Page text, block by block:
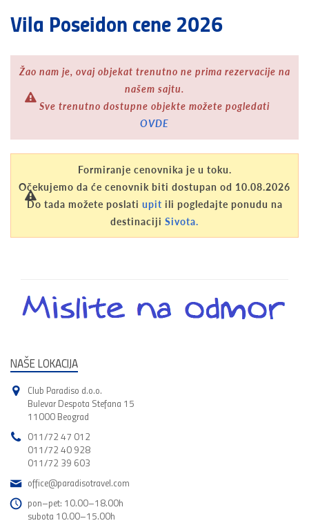
Vila Poseidon cene 2026
Žao nam je, ovaj objekat trenutno ne prima rezervacije na
našem sajtu.
Sve trenutno dostupne objekte možete pogledati
OVDE
Formiranje cenovnika je u toku.
Očekujemo da će cenovnik biti dostupan od 10.08.2026
Do tada možete poslati upit ili pogledajte ponudu na
destinaciji Sivota.
NAŠE LOKACIJA
Club Paradiso d.o.o.
Bulevar Despota Stefana 15
11000 Beograd
011/72 47 012
011/72 40 928
011/72 39 603
office@paradisotravel.com
pon–pet: 10.00–18.00h
subota 10.00–15.00h